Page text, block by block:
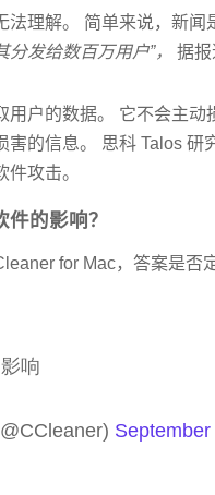
法理解。 简单来说，新闻
发给数百万用户”，
据报
用户的数据。 它不会主
害的信息。 思科 Talos
攻击。
的影响？
for Mac，答案是否
响